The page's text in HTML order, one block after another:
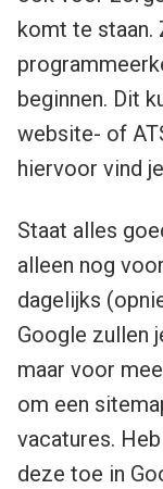
komt te staan.
beginnen. Dit
website- of
hiervoor vind
Staat alles
alleen nog
dagelijks
Google zullen
maar voor
om een
vacatures.
deze toe in